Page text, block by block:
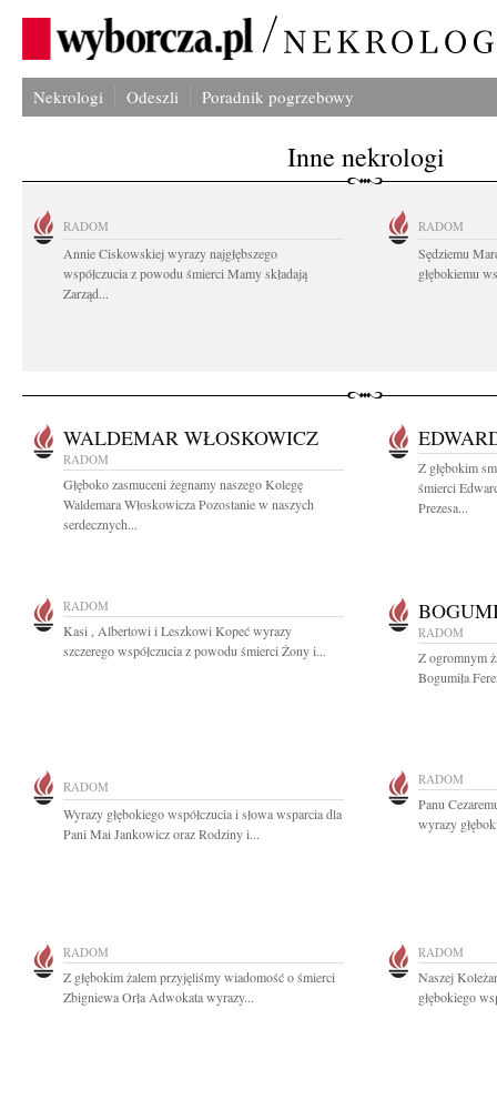
Nekrologi Odeszli Poradnik pogrzebowy
Inne nekrologi
RADOM
Annie Ciskowskiej wyrazy najgłębszego
współczucia z powodu śmierci Mamy składają
Zarząd...
RADOM
Sędziemu
głębokiemu
WALDEMAR WŁOSKOWICZ
RADOM
Głęboko zasmuceni żegnamy naszego Kolegę
Waldemara Włoskowicza Pozostanie w naszych
serdecznych...
Z głębokim
śmierci
Prezesa...
RADOM
Kasi , Albertowi i Leszkowi Kopeć wyrazy
szczerego współczucia z powodu śmierci Żony i...
RADOM
Z ogromnym
Bogumiła
RADOM
Wyrazy głębokiego współczucia i słowa wsparcia dla
Pani Mai Jankowicz oraz Rodziny i...
RADOM
Panu
wyrazy
RADOM
Z głębokim żalem przyjęliśmy wiadomość o śmierci
Zbigniewa Orła Adwokata wyrazy...
RADOM
Naszej
głębokiego